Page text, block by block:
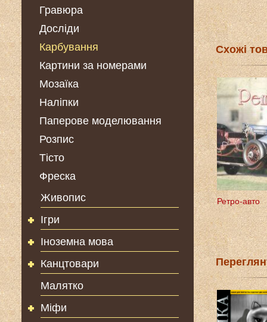
Гравюра
Досліди
Карбування
Картини за номерами
Мозаїка
Наліпки
Паперове моделювання
Розпис
Тісто
Фреска
Живопис
Ігри
Іноземна мова
Канцтовари
Малятко
Міфи
Схожі
Ретро-авто